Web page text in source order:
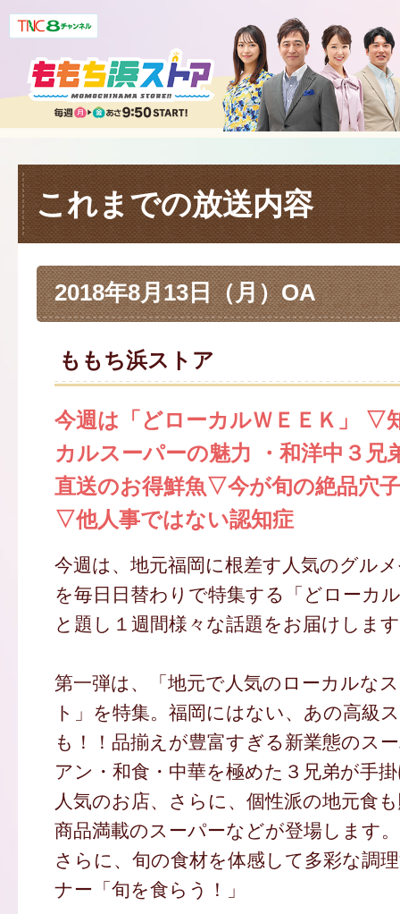
これまでの放送内容
2018年8月13日（月）OA
ももち浜ストア
今週は「どローカルＷＥＥＫ」 ▽
カルスーパーの魅力 ・和洋中３兄
直送のお得鮮魚▽今が旬の絶品
▽他人事ではない認知症
今週は、地元福岡に根差す人気のグル
を毎日日替わりで特集する「どローカ
と題し１週間様々な話題をお届けしま
第一弾は、「地元で人気のローカルな
ト」を特集。福岡にはない、あの高級
も！！品揃えが豊富すぎる新業態のス
アン・和食・中華を極めた３兄弟が手
人気のお店、さらに、個性派の地元食
商品満載のスーパーなどが登場します。
さらに、旬の食材を体感して多彩な調
ナー「旬を食らう！」